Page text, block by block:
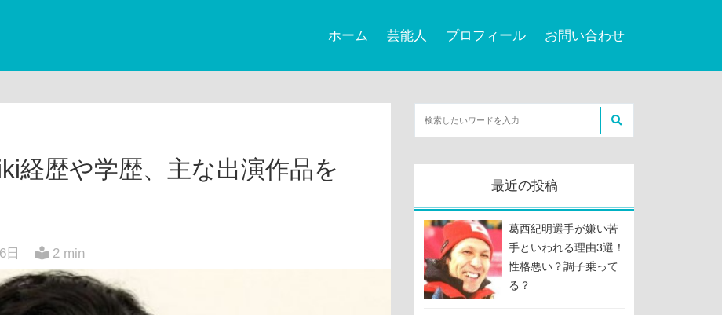
ホーム 芸能人 プロフィール お問い合わせ
経歴や学歴、主な出演作品を
日 2 min
最近の投稿
葛西紀明選手が嫌い苦
手といわれる理由3選！
性格悪い？調子乗って
る？